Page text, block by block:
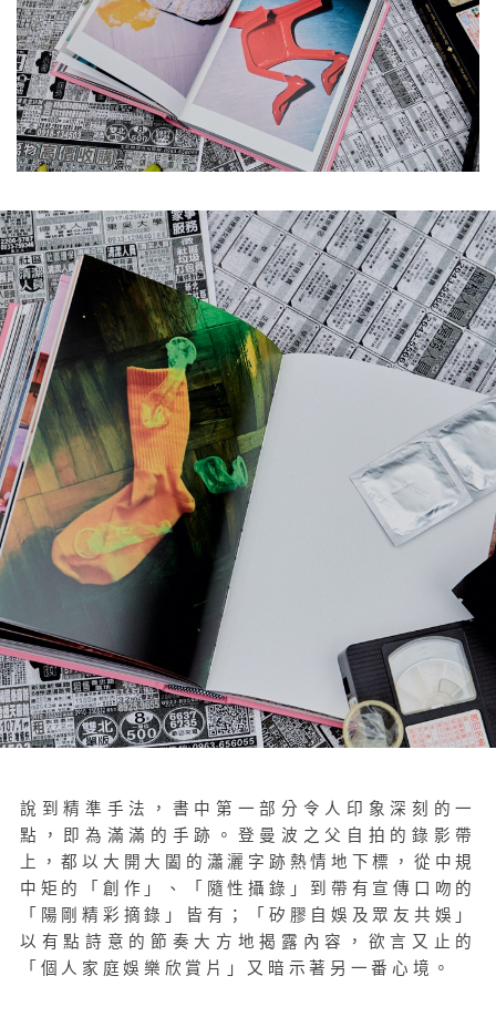
說到精準手法，書中第一部分令人印象深刻的一
點，即為滿滿的手跡。登曼波之父自拍的錄影帶
上，都以大開大闔的瀟灑字跡熱情地下標，從中規
中矩的「創作」、「隨性攝錄」到帶有宣傳口吻的
「陽剛精彩摘錄」皆有；「矽膠自娛及眾友共娛」
以有點詩意的節奏大方地揭露內容，欲言又止的
「個人家庭娛樂欣賞片」又暗示著另一番心境。